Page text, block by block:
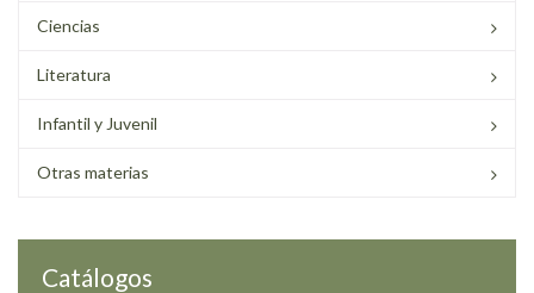
Ciencias
Literatura
Infantil y Juvenil
Otras materias
Catálogos